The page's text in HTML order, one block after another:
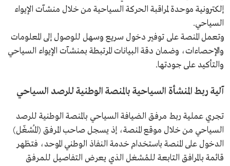
إلكترونية موحدة لمراقبة الحركة السياحية من خلال منشآت الإيواء
السياحي.
وتعمل المنصة على توفير دخول سريع وسهل للوصول إلى المعلومات
والإحصاءات، وضمان دقة البيانات المرتبطة بمنشآت الإيواء السياحي
والتأكيد على جودتها.
آلية ربط المنشأة السياحية بالمنصة الوطنية للرصد السياحي
تجري عملية ربط مرفق الضيافة السياحي بالمنصة الوطنية للرصد
السياحي من خلال موقع المنصة، إذ يسجل صاحب المرفق (المُشغّل)
الدخول على المنصة باستخدام خدمة النفاذ الوطني الموحد، فتظهر
قائمة بالمرافق التابعة للمُشغل الذي يعرض التفاصيل للمرفق